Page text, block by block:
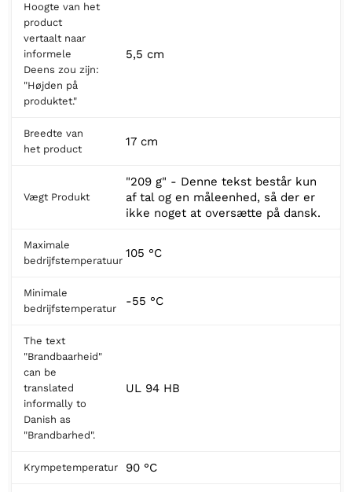
Hoogte van het
product
vertaalt naar
informele
Deens zou zijn:
"Højden på
produktet."
5,5 cm
Breedte van
het product
17 cm
Vægt Produkt
"209 g" - Denne tekst består kun
af tal og en måleenhed, så der er
ikke noget at oversætte på dansk.
Maximale
bedrijfstemperatuur
105 °C
Minimale
bedrijfstemperatur
-55 °C
The text
"Brandbaarheid"
can be
translated
informally to
Danish as
"Brandbarhed".
UL 94 HB
Krympetemperatur 90 °C